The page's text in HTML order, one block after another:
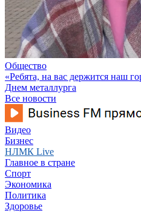
Общество
«Ребята, на вас держится наш
Днем металлурга
Все новости
Видео
Бизнес
НЛМК Live
Главное в стране
Спорт
Экономика
Политика
Здоровье